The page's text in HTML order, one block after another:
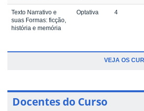
Texto Narrativo e
suas Formas: ficção,
história e memória
Optativa 4
VEJA OS
Docentes do Curso